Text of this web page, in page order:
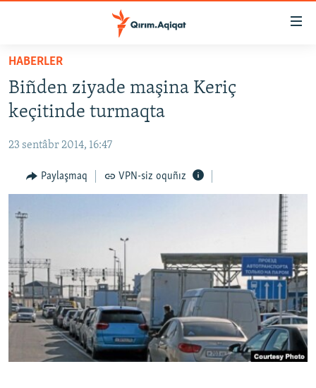
Esas
qaytmaq
Baş
navigatsiyağa
qaytmaq
qaytmaq
HABERLER
İQTİSADİYAT
CEMİYET
MEDENİYET
VİDEO
SÜRET
BLOGLAR
FİKİR
Русский
Українською
HABERLER
Biñden ziyade maşina Keriç
keçitinde turmaqta
23 sentâbr 2014, 16:47
Paylaşmaq VPN-siz oquñız